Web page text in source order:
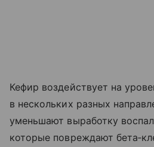
Кефир воздействует на
в нескольких разных
уменьшают выработку
которые повреждают